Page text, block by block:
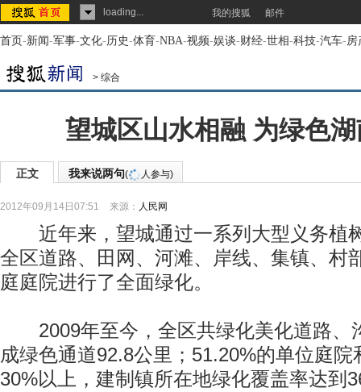
loading... 我的搜狐 邮件
首页-新闻-军事-文化-历史-体育-NBA-视频-娱谈-财经-世相-科技-汽车-房
> 综合
望城区山水相融 为绿色
正文 我来说两句( 人参与)
2012年09月14日07:51 来源： 人民网
近年来，望城通过一系列大型义务植
全区道路、田网、河滩、岸线、集镇、村
庭庭院进行了全面绿化。
2009年至今，全区共绿化美化道路、
成绿色通道92.8公里；51.20%的单位庭
30%以上，建制镇所在地绿化覆盖率达到